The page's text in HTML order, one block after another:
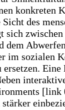
konkreten
des
sich
dem
im sozialen
[link